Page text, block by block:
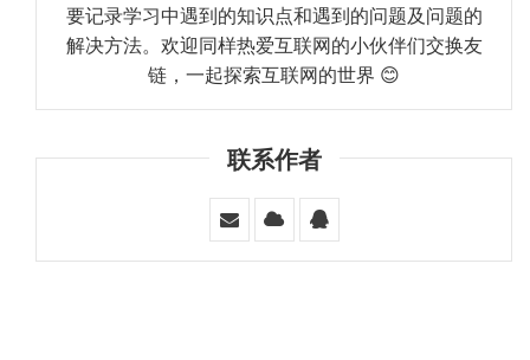
要记录学习中遇到的知识点和遇到的问题及问题的
解决方法。欢迎同样热爱互联网的小伙伴们交换友
链，一起探索互联网的世界 😊
联系作者